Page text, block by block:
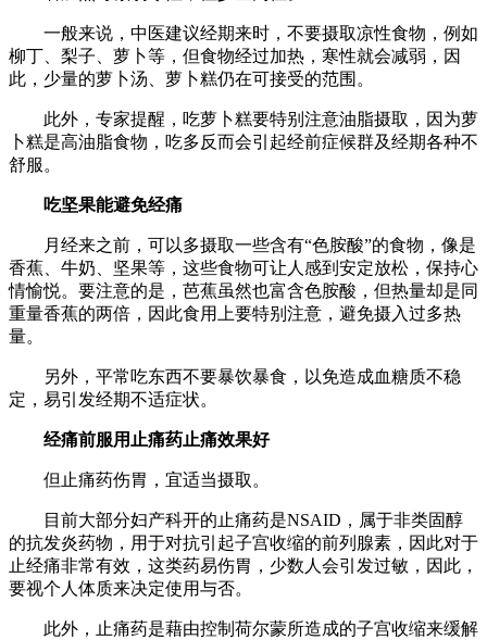
一般来说，中医建议经期来时，不要摄取凉性食物，例如
柳丁、梨子、萝卜等，但食物经过加热，寒性就会减弱，因
此，少量的萝卜汤、萝卜糕仍在可接受的范围。
此外，专家提醒，吃萝卜糕要特别注意油脂摄取，因为萝
卜糕是高油脂食物，吃多反而会引起经前症候群及经期各种不
舒服。
吃坚果能避免经痛
月经来之前，可以多摄取一些含有“色胺酸”的食物，像是
香蕉、牛奶、坚果等，这些食物可让人感到安定放松，保持心
情愉悦。要注意的是，芭蕉虽然也富含色胺酸，但热量却是同
重量香蕉的两倍，因此食用上要特别注意，避免摄入过多热
量。
另外，平常吃东西不要暴饮暴食，以免造成血糖质不稳
定，易引发经期不适症状。
经痛前服用止痛药止痛效果好
但止痛药伤胃，宜适当摄取。
目前大部分妇产科开的止痛药是NSAID，属于非类固醇
的抗发炎药物，用于对抗引起子宫收缩的前列腺素，因此对于
止经痛非常有效，这类药易伤胃，少数人会引发过敏，因此，
要视个人体质来决定使用与否。
此外，止痛药是藉由控制荷尔蒙所造成的子宫收缩来缓解